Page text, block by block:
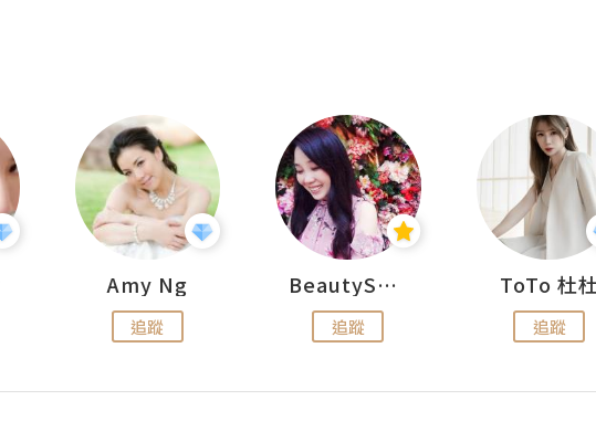
Amy Ng
追蹤
BeautySearch
追蹤
ToTo 杜
追蹤